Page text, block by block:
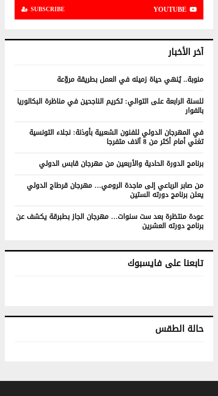
YOUTUBE
SUBSCRIBE
آخر الأخبار
منوبة.. يُنهي حياة زميله في العمل بطريقة مروّعة
للسنة الرابعة على التوالي: تكريم الناجحين في مناظرة البكالوريا
بالفوار
في المهرجان الدولي للفنون الشعبية بأوذنة: نجلاء التونسية
تغني أمام أكثر من 8 آلاف متفرجا
برنامج الدورة الحادية والأربعين من مهرجان قابس الدولي
من صابر الرباعي إلى ماجدة الرومي… مهرجان قرطاج الدولي
يعلن برنامج دورته الستين
عودة منتظرة بعد ست سنوات… مهرجان الجاز بطبرقة يكشف عن
برنامج دورته العشرين
تابعنا على فايسبوك
حالة الطقس